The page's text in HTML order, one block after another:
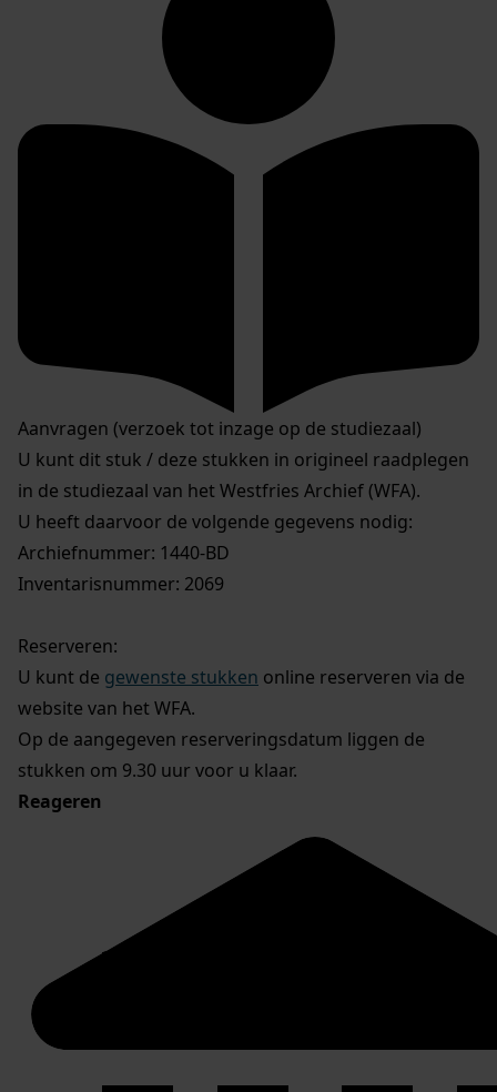
Aanvragen (verzoek tot inzage op de studiezaal)
U kunt dit stuk / deze stukken in origineel raadplegen
in de studiezaal van het Westfries Archief (WFA).
U heeft daarvoor de volgende gegevens nodig:
Archiefnummer: 1440-BD
Inventarisnummer: 2069
Reserveren:
U kunt de gewenste stukken online reserveren via de
website van het WFA.
Op de aangegeven reserveringsdatum liggen de
stukken om 9.30 uur voor u klaar.
Reageren